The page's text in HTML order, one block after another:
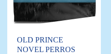
OLD PRINCE
NOVEL PERROS